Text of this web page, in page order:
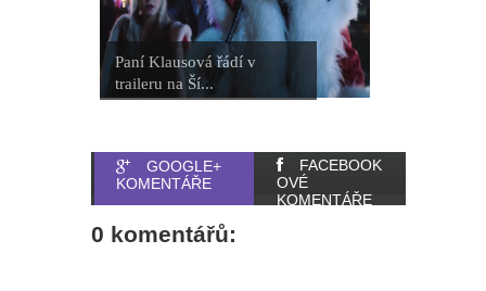
Paní Klausová řádí v
traileru na Ší...
GOOGLE+
KOMENTÁŘE
FACEBOOK
OVÉ
KOMENTÁŘE
0 komentářů: